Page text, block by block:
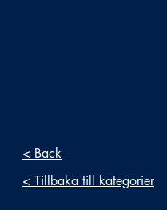
< Back
< Tillbaka till kategorier